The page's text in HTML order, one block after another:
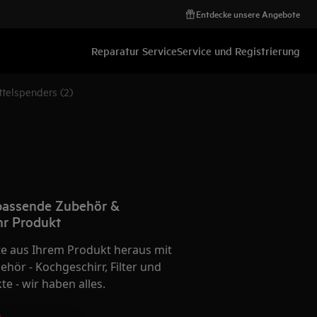
Entdecke unsere Angebote
Reparatur ServiceService und Registrierung
(2)
Zubehör &
Produkt
aus Ihrem Produkt heraus mit
- Kochgeschirr, Filter und
- wir haben alles.